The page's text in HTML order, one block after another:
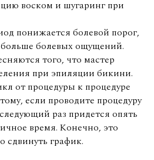
воском и шугаринг при
понижается болевой порог,
болевых ощущений.
того, что мастер
при эпиляции бикини.
от процедуры к процедуре
если проводите процедуру
раз придется опять
время. Конечно, это
сдвинуть график.